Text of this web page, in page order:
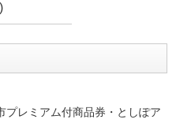
レミアム付商品券・としぽア